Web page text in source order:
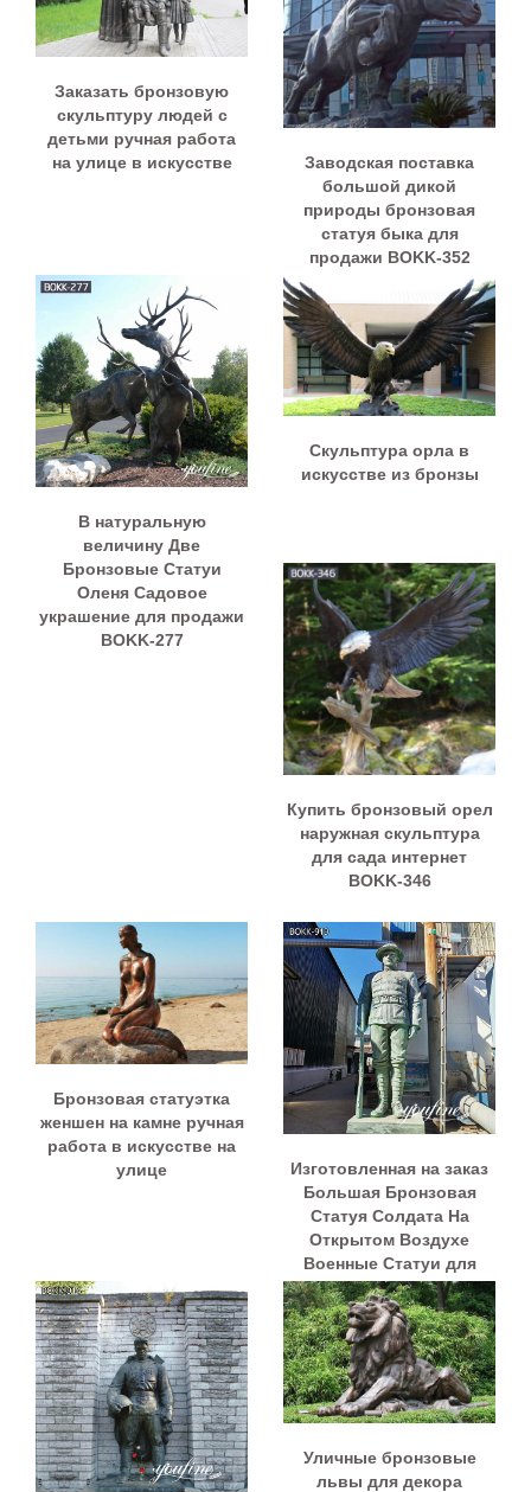
Заказать бронзовую
скульптуру людей с
детьми ручная работа
на улице в искусстве
Заводская поставка
большой дикой
природы бронзовая
статуя быка для
продажи BOKK-352
В натуральную
величину Две
Бронзовые Статуи
Оленя Садовое
украшение для продажи
BOKK-277
Скульптура орла в
искусстве из бронзы
Купить бронзовый орел
наружная скульптура
для сада интернет
BOKK-346
Бронзовая статуэтка
женшен на камне ручная
работа в искусстве на
улице
Изготовленная на заказ
Большая Бронзовая
Статуя Солдата На
Открытом Воздухе
Военные Статуи для
Продажи BOKK-919
Уличные бронзовые
львы для декора